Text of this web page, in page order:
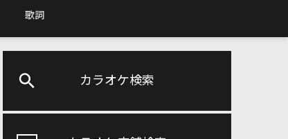
歌詞
カラオケ検索